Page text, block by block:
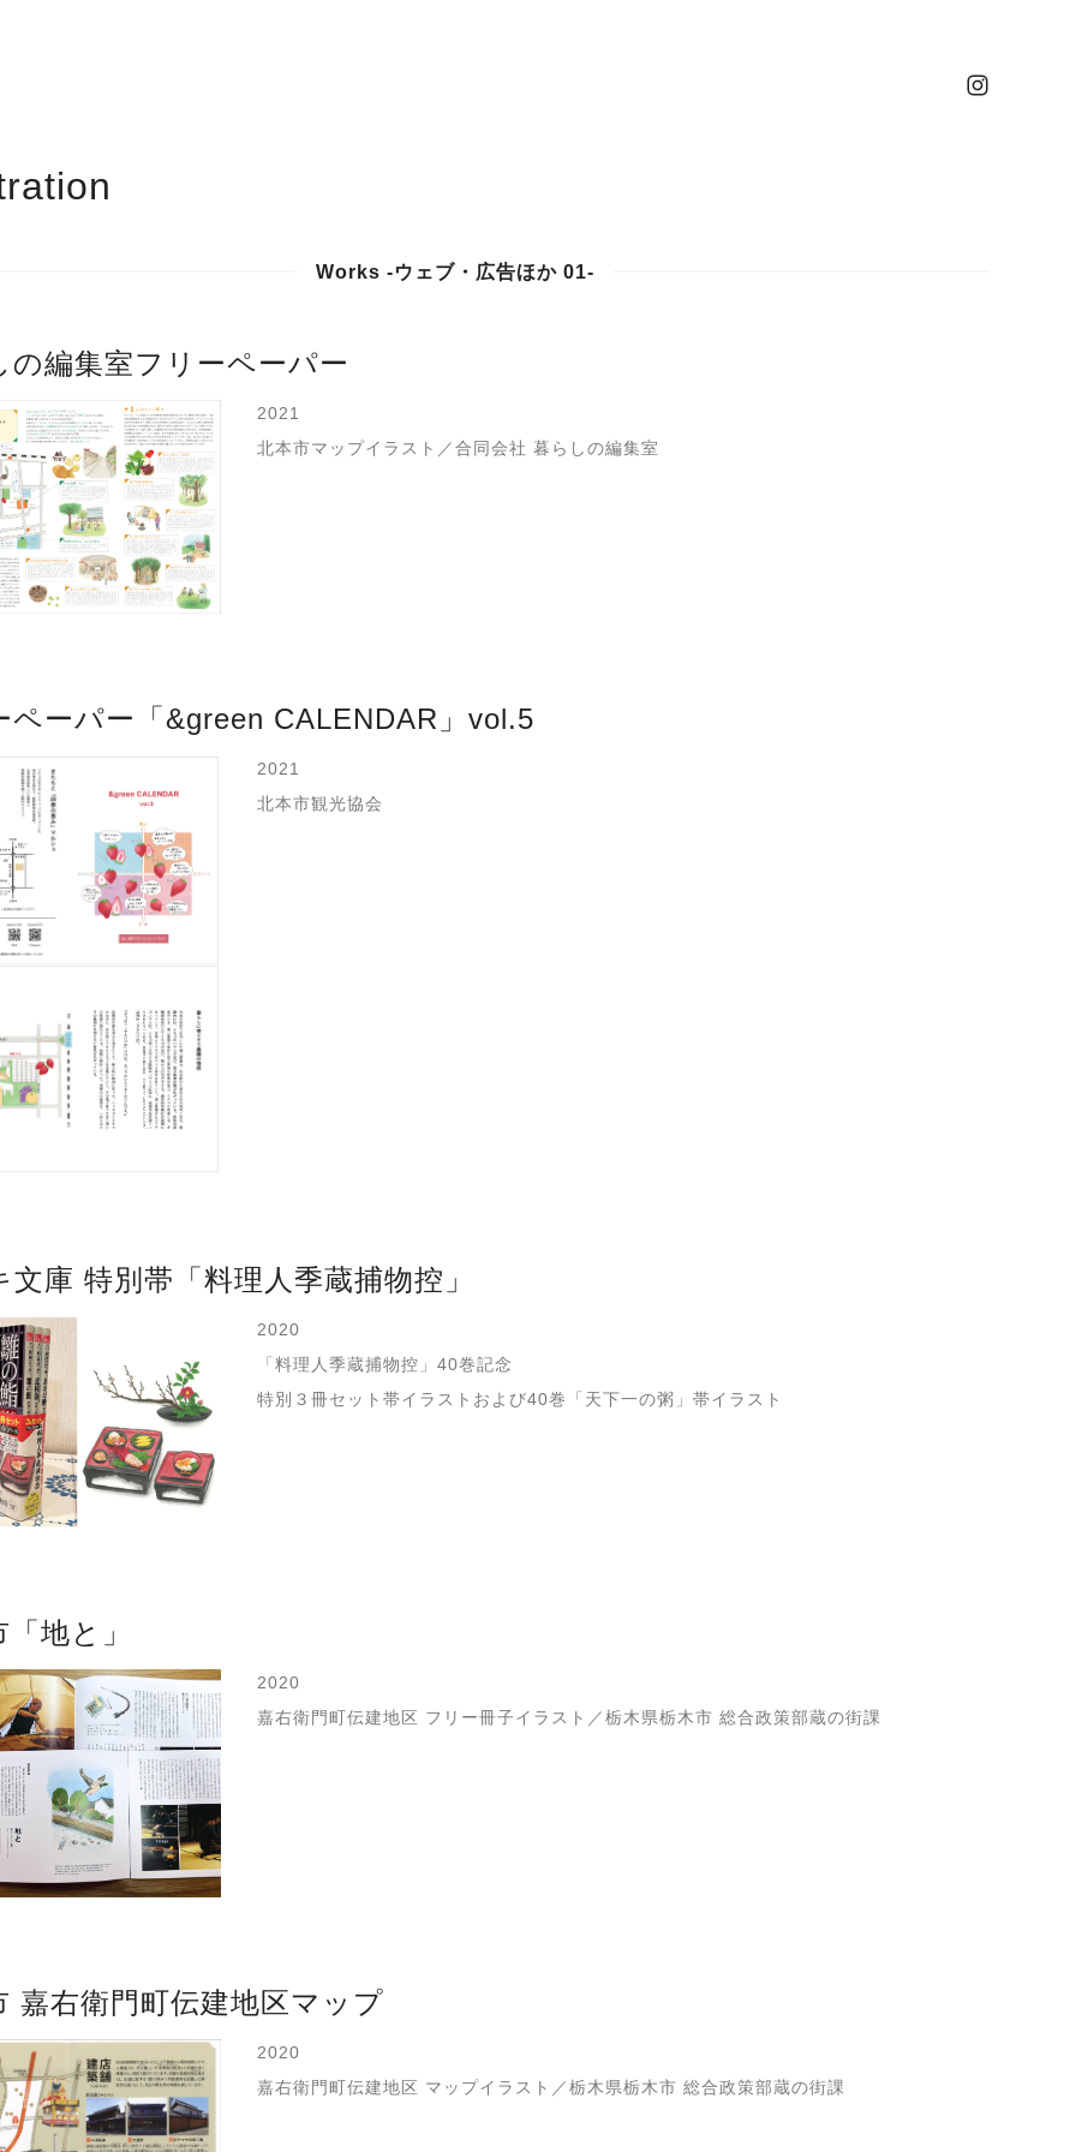
Works -ウェブ・広告ほか 01-
の編集室フリーペーパー
2021
北本市マップイラスト／合同会社 暮らしの編集室
ペーパー「&green CALENDAR」vol.5
2021
北本市観光協会
文庫 特別帯「料理人季蔵捕物控」
2020
「料理人季蔵捕物控」40巻記念
特別３冊セット帯イラストおよび40巻「天下一の粥」帯イラスト
地と」
2020
嘉右衛門町伝建地区 フリー冊子イラスト／栃木県栃木市 総合政策部蔵の街課
嘉右衛門町伝建地区マップ
2020
嘉右衛門町伝建地区 マップイラスト／栃木県栃木市 総合政策部蔵の街課